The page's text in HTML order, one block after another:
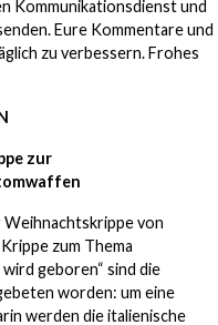
Kommunikationsdienst und
Eure Kommentare und
zu verbessern. Frohes
zur
von
zum Thema
geboren“ sind die
worden: um eine
werden die italienische